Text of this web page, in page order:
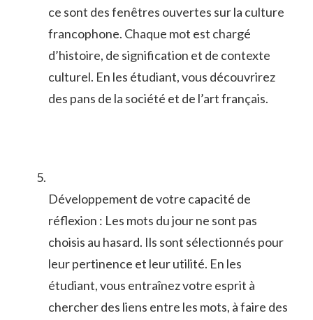
ce⁢ sont​ des ​fenêtres ouvertes sur⁣ la culture
francophone. Chaque mot est chargé​
d’histoire, de signification et de ⁢contexte
culturel. En les étudiant, vous découvrirez
des pans de la société et⁤ de l’art français.
Développement de votre‌ capacité de
réflexion : Les mots du jour ne⁢ sont pas
⁢choisis au hasard. Ils sont sélectionnés ⁢pour‌
leur pertinence‌ et leur utilité. En les
⁢étudiant, vous entraînez votre esprit ​à​
chercher des liens⁢ entre les ⁣mots, à faire ‍des